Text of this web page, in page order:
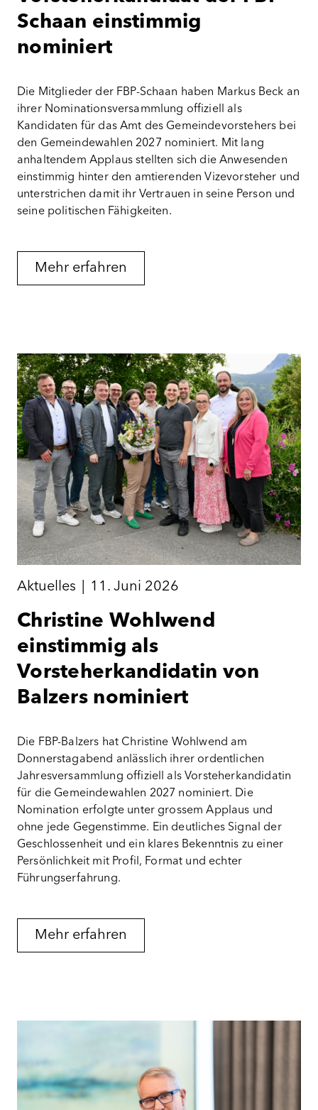
Schaan einstimmig
nominiert
Die Mitglieder der FBP-Schaan haben Markus Beck an
ihrer Nominationsversammlung offiziell als
Kandidaten für das Amt des Gemeindevorstehers bei
den Gemeindewahlen 2027 nominiert. Mit lang
anhaltendem Applaus stellten sich die Anwesenden
einstimmig hinter den amtierenden Vizevorsteher und
unterstrichen damit ihr Vertrauen in seine Person und
seine politischen Fähigkeiten.
Mehr erfahren
Aktuelles 11. Juni 2026
Christine Wohlwend
einstimmig als
Vorsteherkandidatin von
Balzers nominiert
Die FBP-Balzers hat Christine Wohlwend am
Donnerstagabend anlässlich ihrer ordentlichen
Jahresversammlung offiziell als Vorsteherkandidatin
für die Gemeindewahlen 2027 nominiert. Die
Nomination erfolgte unter grossem Applaus und
ohne jede Gegenstimme. Ein deutliches Signal der
Geschlossenheit und ein klares Bekenntnis zu einer
Persönlichkeit mit Profil, Format und echter
Führungserfahrung.
Mehr erfahren